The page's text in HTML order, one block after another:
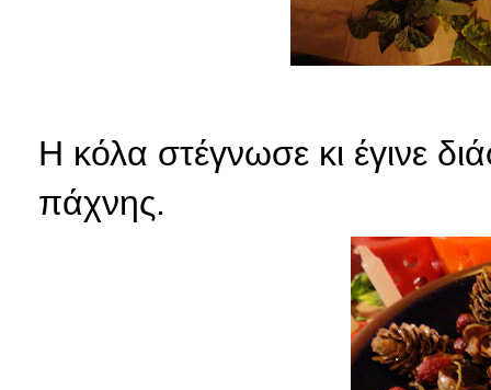
Η κόλα στέγνωσε κι έγινε
πάχνης.